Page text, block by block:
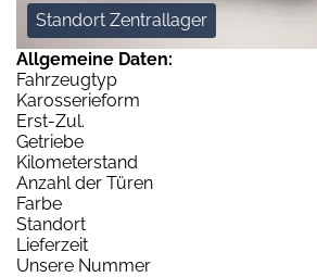
Standort Zentrallager
Allgemeine Daten:
Fahrzeugtyp
Karosserieform
Erst-Zul.
Getriebe
Kilometerstand
Anzahl der Türen
Farbe
Standort
Lieferzeit
Unsere Nummer